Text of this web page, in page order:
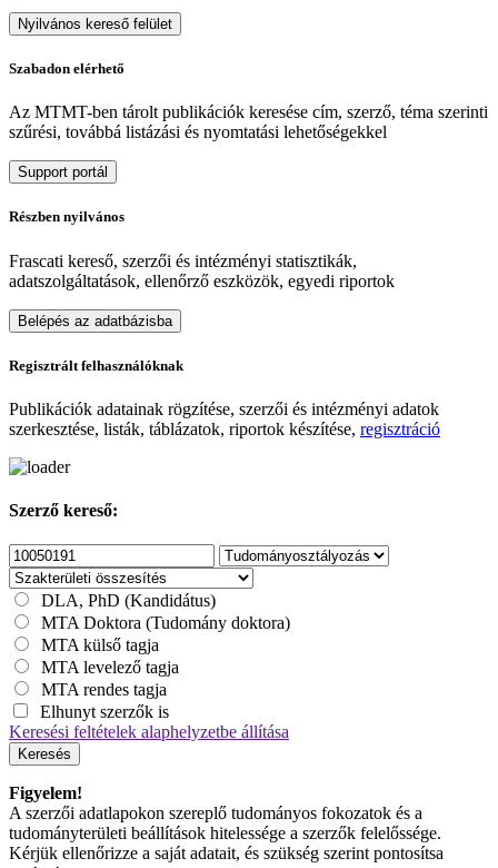
Nyilvános kereső felület
Szabadon elérhető
Az MTMT-ben tárolt publikációk keresése cím, szerző, téma szerinti
szűrési, továbbá listázási és nyomtatási lehetőségekkel
Support portál
Részben nyilvános
Frascati kereső, szerzői és intézményi statisztikák,
adatszolgáltatások, ellenőrző eszközök, egyedi riportok
Belépés az adatbázisba
Regisztrált felhasználóknak
Publikációk adatainak rögzítése, szerzői és intézményi adatok
szerkesztése, listák, táblázatok, riportok készítése, regisztráció
Szerző kereső:
DLA, PhD (Kandidátus)
MTA Doktora (Tudomány doktora)
MTA külső tagja
MTA levelező tagja
MTA rendes tagja
Elhunyt szerzők is
Keresési feltételek alaphelyzetbe állítása
Keresés
Figyelem!
A szerzői adatlapokon szereplő tudományos fokozatok és a
tudományterületi beállítások hitelessége a szerzők felelőssége.
Kérjük ellenőrizze a saját adatait, és szükség szerint pontosítsa